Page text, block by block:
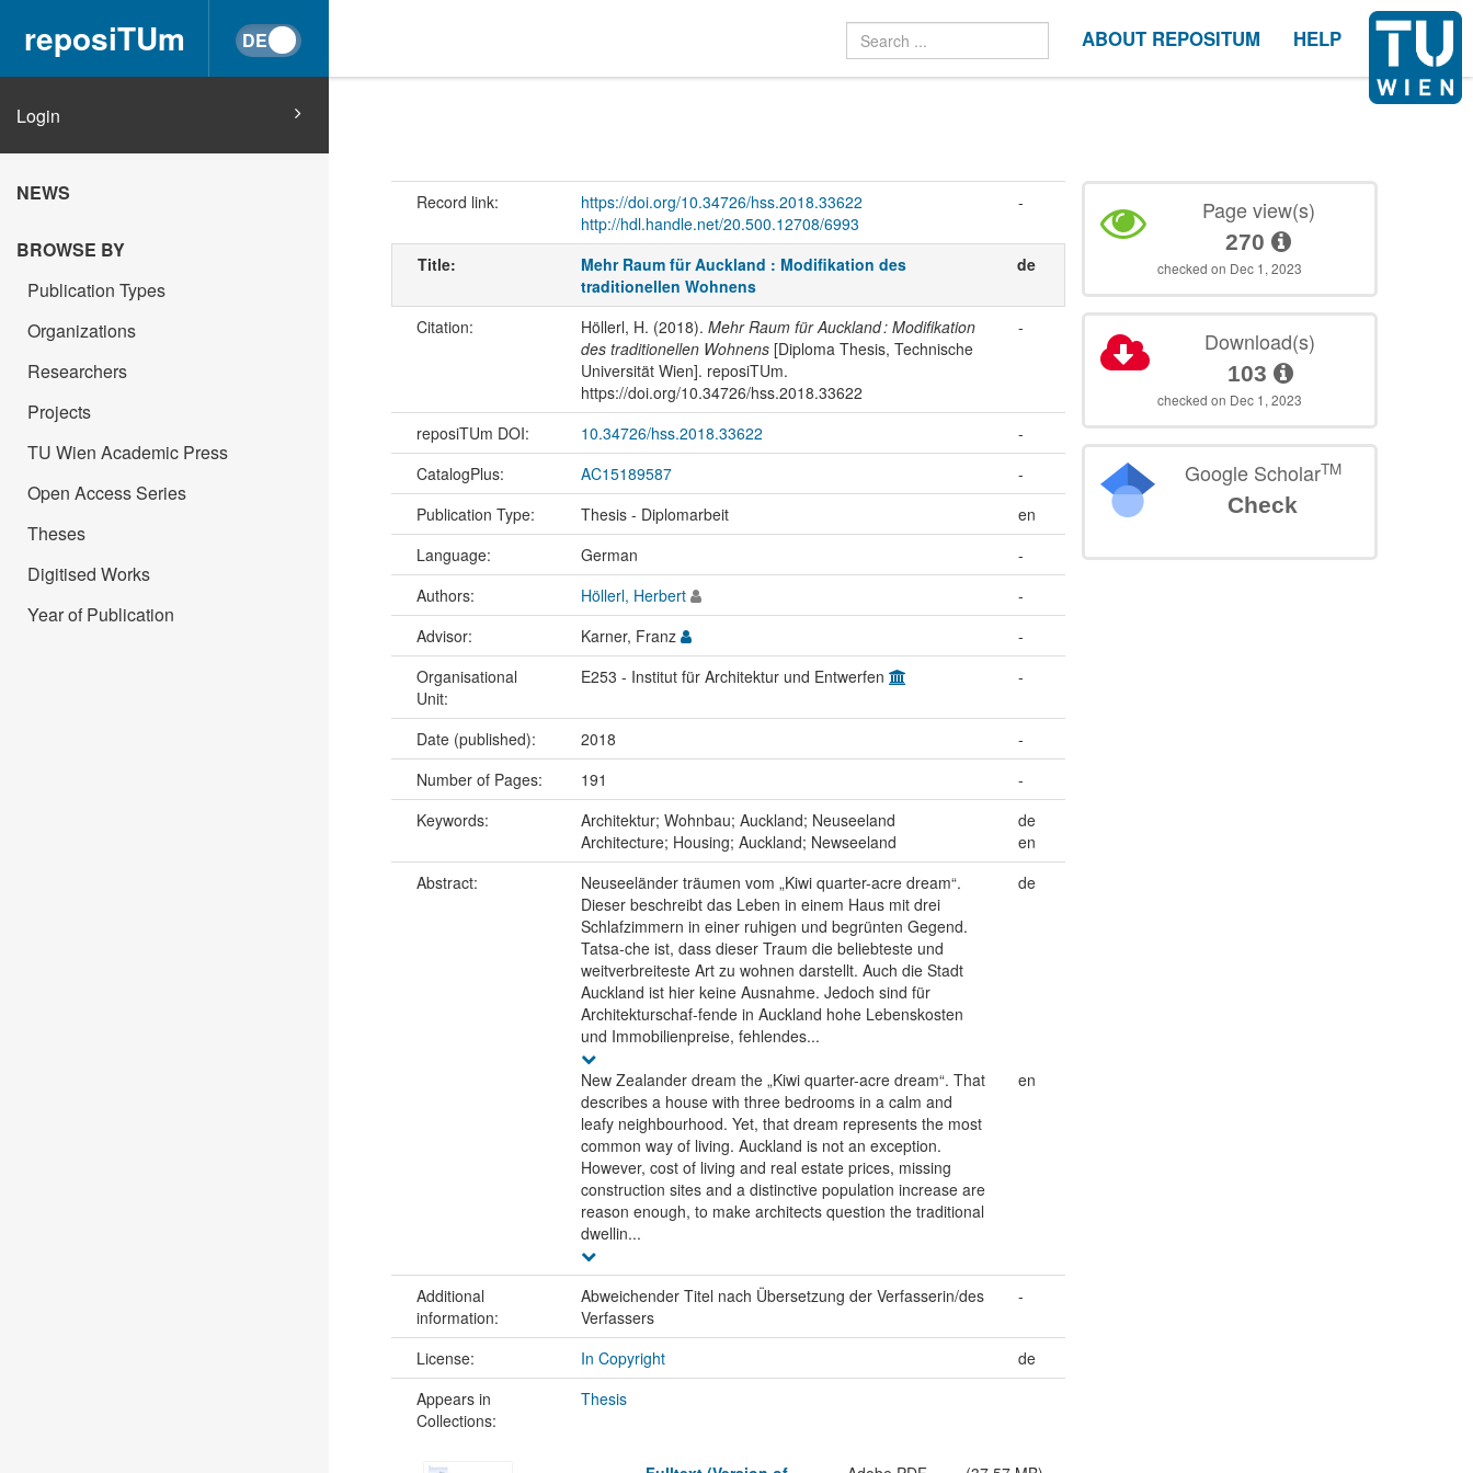
reposiTUm ABOUT REPOSITUM HELP
Login
NEWS
BROWSE BY
Publication Types
Organizations
Researchers
Projects
TU Wien Academic Press
Open Access Series
Theses
Digitised Works
Year of Publication
Record link:
https://doi.org/10.34726/hss.2018.33622
http://hdl.handle.net/20.500.12708/6993
-
Title:
Mehr Raum für Auckland : Modifikation des
traditionellen Wohnens
de
Citation: Höllerl, H. (2018). Mehr Raum für Auckland : Modifikation
des traditionellen Wohnens[Diploma Thesis, Technische
Universität Wien]. reposiTUm.
https://doi.org/10.34726/hss.2018.33622
-
reposiTUm DOI: 10.34726/hss.2018.33622
-
CatalogPlus:
AC15189587
-
Publication Type:
Thesis - Diplomarbeit
en
Language:
German
-
Authors:
Höllerl, Herbert
-
Advisor:
Karner, Franz
-
Organisational
Unit:
E253 - Institut für Architektur und Entwerfen -
Date (published): 2018
-
Number of Pages:
191
-
Keywords:
Architektur; Wohnbau; Auckland; Neuseeland
de
Architecture; Housing; Auckland; Newseeland
en
Abstract:
Neuseeländer träumen vom „Kiwi quarter-acre dream“.
Dieser beschreibt das Leben in einem Haus mit drei
Schlafzimmern in einer ruhigen und begrünten Gegend.
Tatsa-che ist, dass dieser Traum die beliebteste und
weitverbreiteste Art zu wohnen darstellt. Auch die Stadt
Auckland ist hier keine Ausnahme. Jedoch sind für
Architekturschaf-fende in Auckland hohe Lebenskosten
und Immobilienpreise, fehlendes...
de
New Zealander dream the „Kiwi quarter-acre dream“. That
describes a house with three bedrooms in a calm and
leafy neighbourhood. Yet, that dream represents the most
common way of living. Auckland is not an exception.
However, cost of living and real estate prices, missing
construction sites and a distinctive population increase are
reason enough, to make architects question the traditional
dwellin...
en
Additional
information:
Abweichender Titel nach Übersetzung der Verfasserin/des
Verfassers
-
License: In Copyright
de
Appears in
Collections:
Thesis
Page view(s)
270
checked on Dec 1, 2023
Download(s)
103
checked on Dec 1, 2023
Google ScholarTM
Check